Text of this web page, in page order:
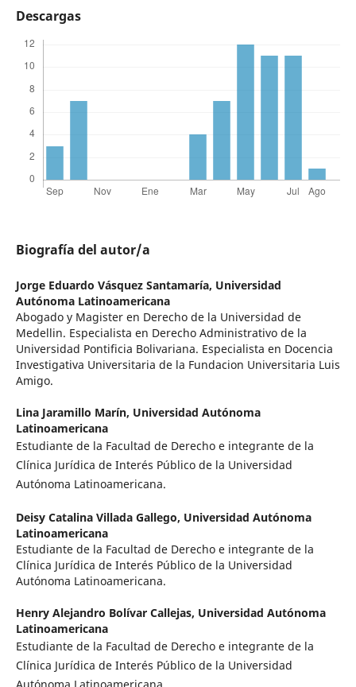
Descargas
Biografía del autor/a
Jorge Eduardo Vásquez Santamaría, Universidad
Autónoma Latinoamericana
Abogado y Magister en Derecho de la Universidad de
Medellin. Especialista en Derecho Administrativo de la
Universidad Pontificia Bolivariana. Especialista en Docencia
Investigativa Universitaria de la Fundacion Universitaria Luis
Amigo.
Lina Jaramillo Marín, Universidad Autónoma
Latinoamericana
Estudiante de la Facultad de Derecho e integrante de la
Clínica Jurídica de Interés Público de la Universidad
Autónoma Latinoamericana.
Deisy Catalina Villada Gallego, Universidad Autónoma
Latinoamericana
Estudiante de la Facultad de Derecho e integrante de la
Clínica Jurídica de Interés Público de la Universidad
Autónoma Latinoamericana.
Henry Alejandro Bolívar Callejas, Universidad Autónoma
Latinoamericana
Estudiante de la Facultad de Derecho e integrante de la
Clínica Jurídica de Interés Público de la Universidad